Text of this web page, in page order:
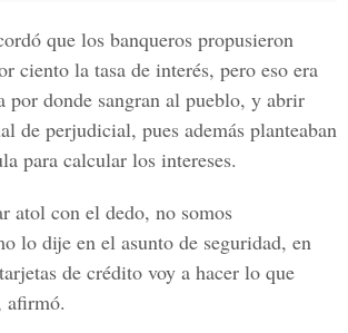
que los banqueros propusieron
ciento la tasa de interés, pero eso era
por donde sangran al pueblo, y abrir
de perjudicial, pues además planteaban
para calcular los intereses.
atol con el dedo, no somos
lo dije en el asunto de seguridad, en
de crédito voy a hacer lo que
afirmó.